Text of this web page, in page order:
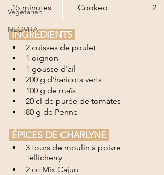
Végétarien
NEOVITA
15 minutes Cookeo 2
INGRÉDIENTS
2 cuisses de poulet
1 oignon
1 gousse d'ail
200 g d'haricots verts
100 g de maïs
20 cl de purée de tomates
80 g de Penne
ÉPICES DE CHARLYNE
3 tours de moulin à poivre
Tellicherry
2 cc Mix Cajun